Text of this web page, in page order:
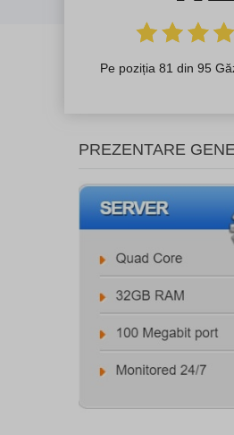
Pe poziția 81 din 95
PREZENTARE